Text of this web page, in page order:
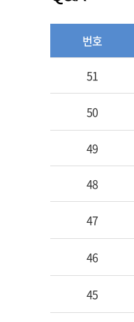
번호
51
50
49
48
47
46
45